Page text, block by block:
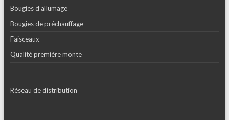
Bougies d’allumage
Bougies de préchauffage
Faisceaux
Qualité première monte
Réseau de distribution